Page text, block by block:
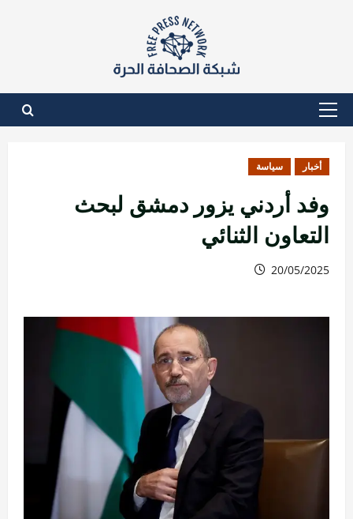
القائمة
أخبار سياسة
وفد أردني يزور دمشق لبحث
التعاون الثنائي
20/05/2025